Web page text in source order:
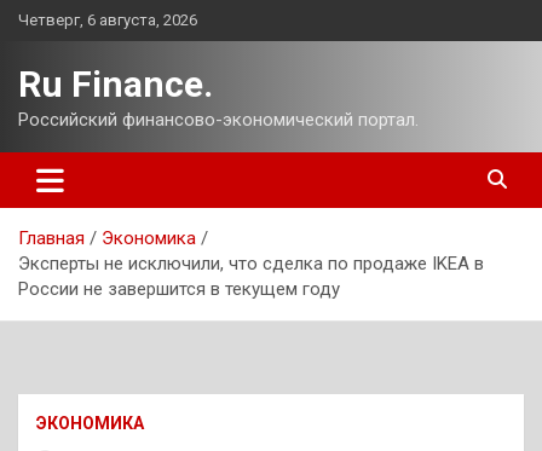
Перейти
Четверг, 6 августа, 2026
Ru Finance.
Российский финансово-экономический портал.
Главная
Экономика
Эксперты не исключили, что сделка по продаже IKEA в
России не завершится в текущем году
ЭКОНОМИКА